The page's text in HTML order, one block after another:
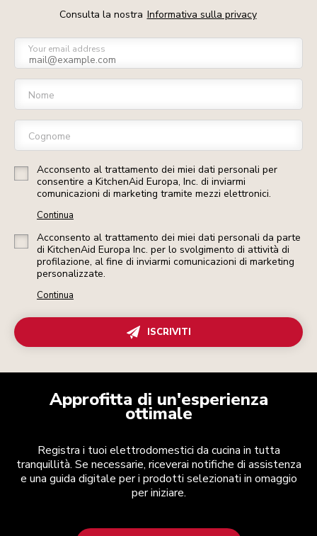
Consulta la nostra Informativa sulla privacy
Your email address
Nome
Cognome
Acconsento al trattamento dei miei dati personali per
consentire a KitchenAid Europa, Inc. di inviarmi
comunicazioni di marketing tramite mezzi elettronici.
Continua
Acconsento al trattamento dei miei dati personali da parte
di KitchenAid Europa Inc. per lo svolgimento di attività di
profilazione, al fine di inviarmi comunicazioni di marketing
personalizzate.
Continua
ISCRIVITI
Approfitta di un'esperienza
ottimale
Registra i tuoi elettrodomestici da cucina in tutta
tranquillità. Se necessarie, riceverai notifiche di assistenza
e una guida digitale per i prodotti selezionati in omaggio
per iniziare.